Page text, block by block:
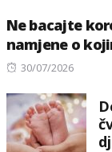
Ne bacajte
namjene o
Posted
30/07/2026